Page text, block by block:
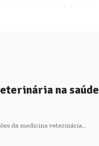
na saúde
da medicina veterinária…